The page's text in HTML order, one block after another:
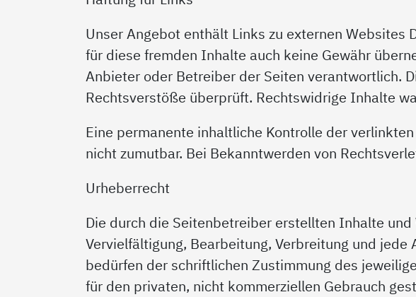
Unser Angebot enthält Links zu externen
für diese fremden Inhalte auch keine Gewähr
Anbieter oder Betreiber der Seiten verantwortlich.
Rechtsverstöße überprüft. Rechtswidrige Inhalte
Eine permanente inhaltliche Kontrolle der
nicht zumutbar. Bei Bekanntwerden von
Urheberrecht
Die durch die Seitenbetreiber erstellten Inhalte
Vervielfältigung, Bearbeitung, Verbreitung und
bedürfen der schriftlichen Zustimmung des
für den privaten, nicht kommerziellen Gebrauch